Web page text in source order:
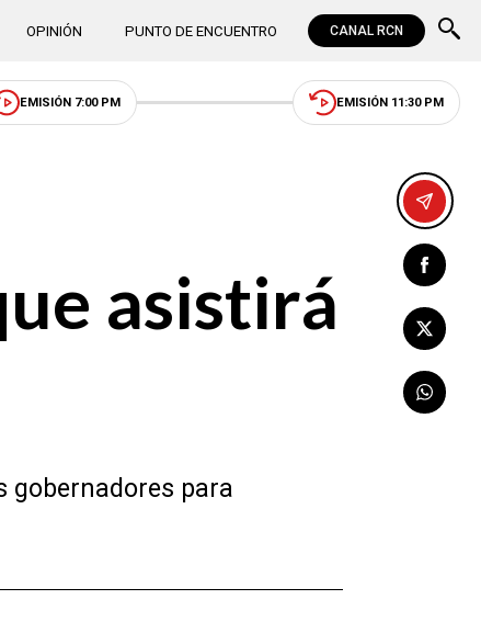
OPINIÓN PUNTO DE ENCUENTRO CANAL RCN
EMISIÓN 7:00 PM EMISIÓN 11:30 PM
asistirá
gobernadores para